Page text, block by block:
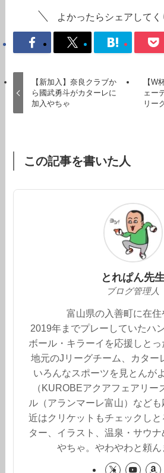
よかったらシェアしてく
【新加入】奈良クラブか
ら國武勇斗がカターレに
加入やちゃ
【W
ェー
リー
この記事を書いた人
とれぱん先生
ブログ管理人
富山県の入善町に在住
2019年までプレーしていたハ
ボール・キラーイを応援しと
地元のJリーグチーム、カター
いろんなスポーツを見とんが
（KUROBEアクアフェアリー
ル（アランマーレ富山）など
近はクリケットもチェックし
ター、イラスト、温泉・サウ
やちゃ。やわやわと頼ん